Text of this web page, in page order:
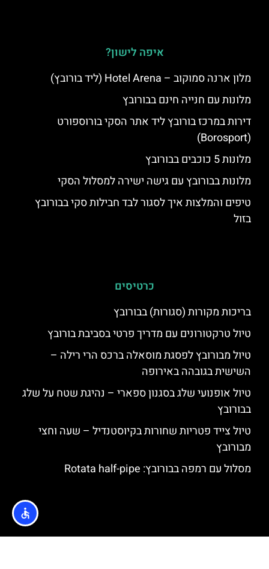
איפה לישון?
מלון ארנה סמוקוב – Hotel Arena (ליד בורובץ)
מלונות עם חנייה חינם בבורובץ
דירות במרכז בורובץ ליד אתר הסקי בורוספורט
(Borosport)
מלונות 5 כוכבים בבורובץ
מלונות בבורובץ עם גישה ישירה למסלול הסקי
טיפים והמלצות איך לסגור לבד חבילות סקי בבורובץ
בזול
כרטיסים
בריכות מקורות (סגורות) בבורובץ
טיול טרקטורונים עם מדריך פרטי בסביבת בורובץ
טיול מבורובץ לפסגת מוסאלה ברכס הרי רילה –
השישית בגובהה באירופה
טיול אופנועי שלג בסגנון ספארי – נהיגת שטח על שלג
בבורובץ
טיול צייד פטריות שחורות בקיוסטנדיל – שעה וחצי
מבורובץ
מסלול עם רמפה בבורובץ: Rotata half-pipe